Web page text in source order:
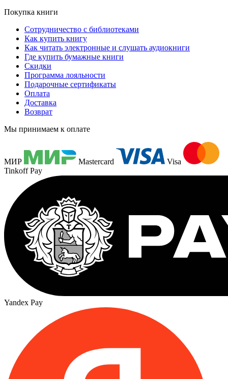
Покупка книги
Сотрудничество с библиотеками
Как купить книгу
Как читать электронные и слушать аудиокниги
Где купить бумажные книги
Скидки
Программа лояльности
Подарочные сертификаты
Оплата
Доставка
Возврат
Мы принимаем к оплате
МИР Mastercard
Visa
Tinkoff Pay
Yandex Pay